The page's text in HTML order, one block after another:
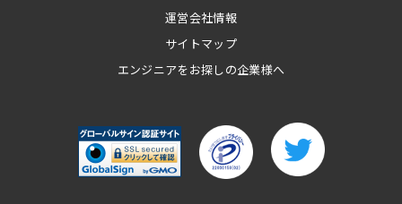
運営会社情報
サイトマップ
エンジニアをお探しの企業様へ